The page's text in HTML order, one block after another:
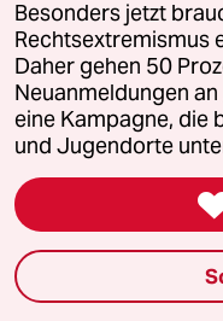
M MRO
09.10.2013
Ach
mich
Besonders jetzt
Rechtsextremismus
Daher gehen 50
Neuanmeldungen
eine Kampagne, die
und Jugendorte